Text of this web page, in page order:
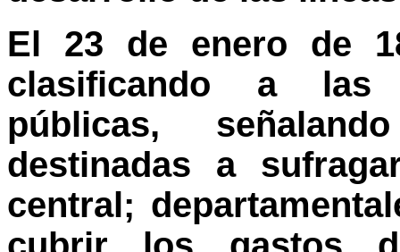
El 23 de enero de
clasificando a las
públicas,
destinadas a
central;